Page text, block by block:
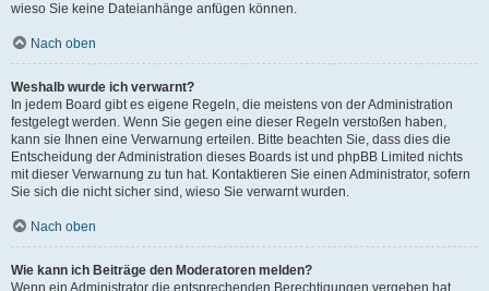
wieso Sie keine Dateianhänge anfügen können.
Nach oben
Weshalb wurde ich verwarnt?
In jedem Board gibt es eigene Regeln, die meistens von der Administration
festgelegt werden. Wenn Sie gegen eine dieser Regeln verstoßen haben,
kann sie Ihnen eine Verwarnung erteilen. Bitte beachten Sie, dass dies die
Entscheidung der Administration dieses Boards ist und phpBB Limited nichts
mit dieser Verwarnung zu tun hat. Kontaktieren Sie einen Administrator, sofern
Sie sich die nicht sicher sind, wieso Sie verwarnt wurden.
Nach oben
Wie kann ich Beiträge den Moderatoren melden?
Wenn ein Administrator die entsprechenden Berechtigungen vergeben hat,